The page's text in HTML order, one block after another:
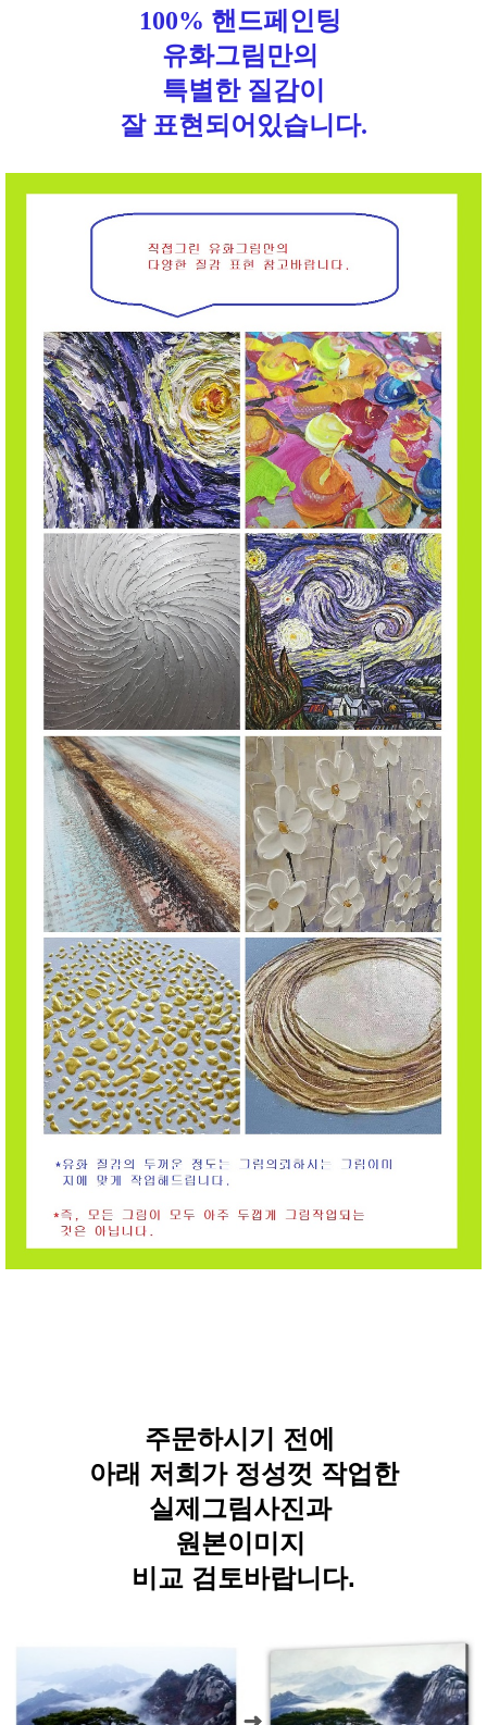
100% 핸드페인팅
유화그림만의
특별한 질감이
잘 표현되어있습니다.
주문하시기 전에
아래 저희가 정성껏 작업한
실제그림사진과
원본이미지
비교 검토바랍니다.